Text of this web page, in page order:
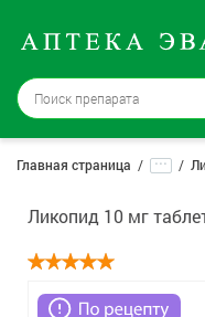
Бийск→ 15 аптек
Войти |
Доставка и оплата
Способ
Главная страница ...
Ликопид 10 мг